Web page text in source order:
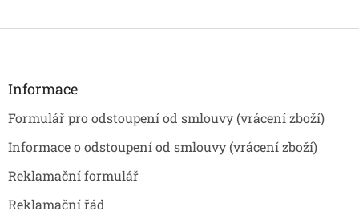
Z
Informace
Formulář pro odstoupení od smlouvy (vrácení zboží)
Informace o odstoupení od smlouvy (vrácení zboží)
Reklamační formulář
Reklamační řád